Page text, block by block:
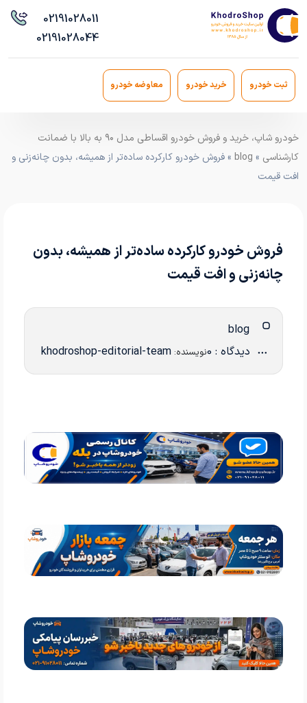
02191028011
02191028044
ثبت خودرو خرید خودرو معاوضه خودرو
خودرو شاپ، خرید و فروش خودرو اقساطی مدل ۹۰ به بالا با ضمانت
کارشناسی »
blog » فروش خودرو کارکرده ساده‌تر از همیشه، بدون چانه‌زنی و
افت قیمت
فروش خودرو کارکرده ساده‌تر از همیشه، بدون
چانه‌زنی و افت قیمت
دیدگاه : 0 نویسنده: khodroshop-editorial-team